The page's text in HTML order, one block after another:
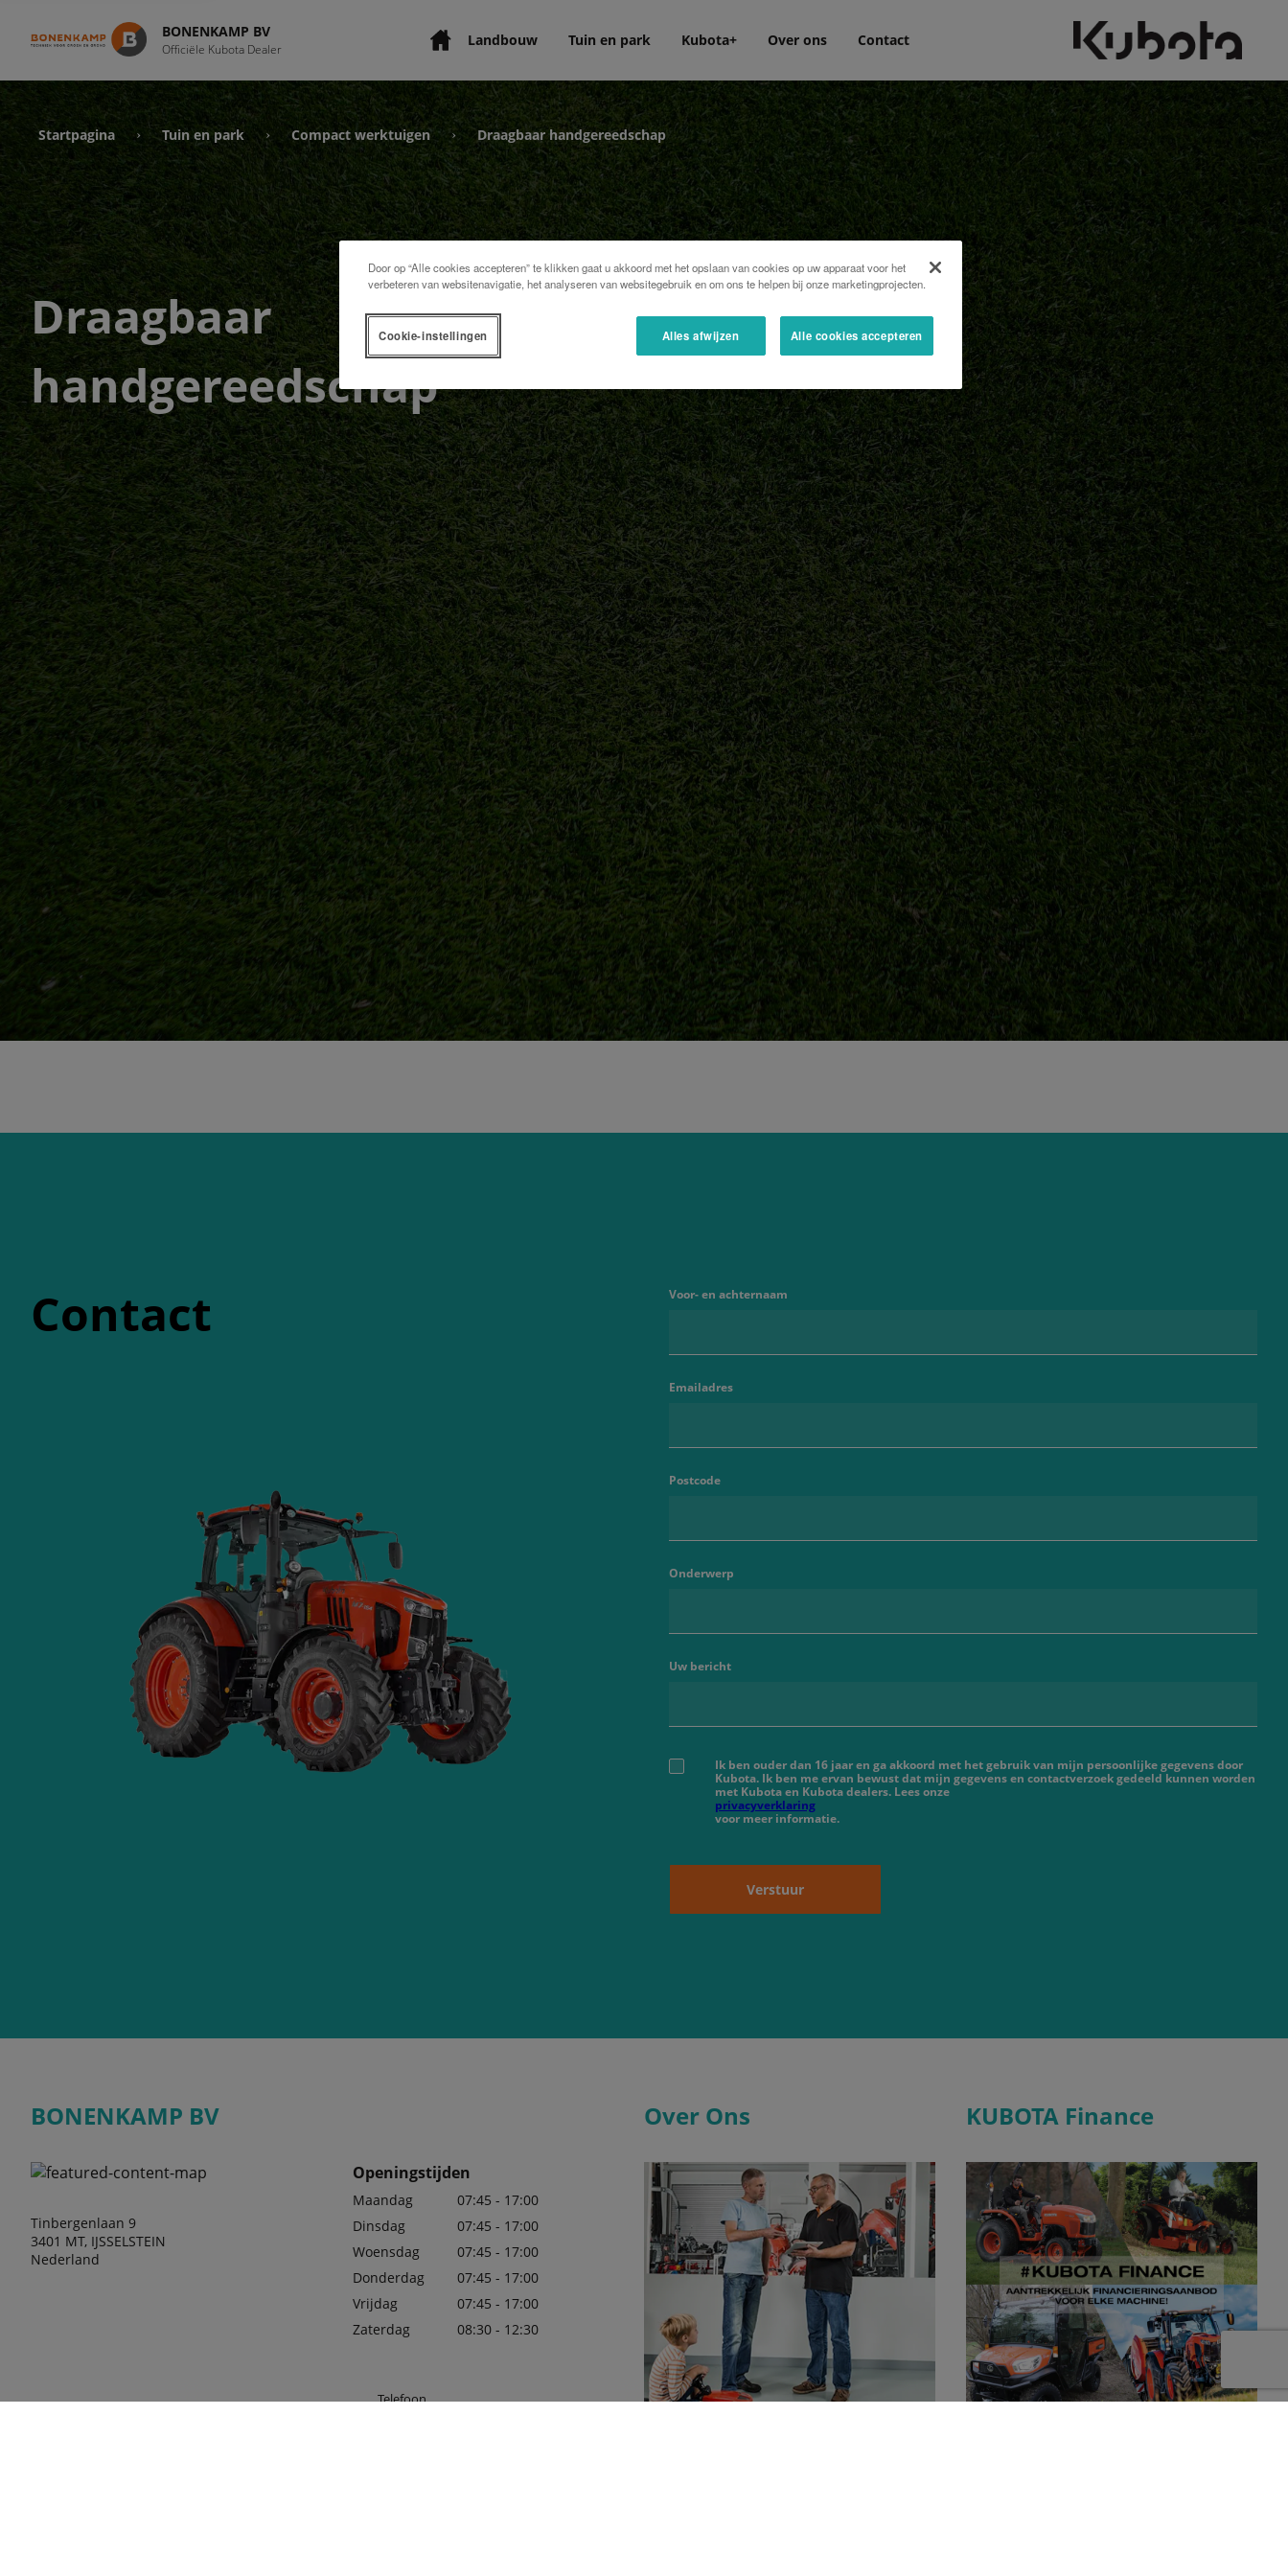
BONENKAMP BV
Officiële Kubota Dealer Landbouw Tuin en park Kubota+ Over ons Contact
Startpagina › Tuin en park › Compact werktuigen › Draagbaar handgereedschap
Draagbaar
handgereedschap
Contact Voor- en achternaam
Emailadres
Postcode
Onderwerp
Uw bericht
Ik ben ouder dan 16 jaar en ga akkoord met het gebruik van mijn persoonlijke gegevens door
Kubota. Ik ben me ervan bewust dat mijn gegevens en contactverzoek gedeeld kunnen worden
met Kubota en Kubota dealers. Lees onze
privacyverklaring
voor meer informatie.
Verstuur
BONENKAMP BV
Tinbergenlaan 9
3401 MT, IJSSELSTEIN
Nederland
Openingstijden
Maandag
07:45 - 17:00
Dinsdag
07:45 - 17:00
Woensdag
07:45 - 17:00
Donderdag
07:45 - 17:00
Vrijdag
07:45 - 17:00
Zaterdag
08:30 - 12:30
Telefoon
Over Ons KUBOTA Finance
Door op “Alle cookies accepteren” te klikken gaat u akkoord met het opslaan van cookies op uw apparaat voor het
verbeteren van websitenavigatie, het analyseren van websitegebruik en om ons te helpen bij onze marketingprojecten.
Alles afwijzen Alle cookies accepteren
Cookie-instellingen